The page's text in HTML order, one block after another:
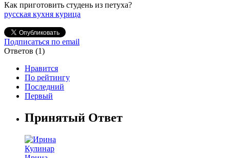
Как приготовить студень из петуха?
русская кухня курица
Подписаться по email
Ответов (1)
Нравится
По рейтингу
Последний
Первый
Принятый Ответ
Кулинар